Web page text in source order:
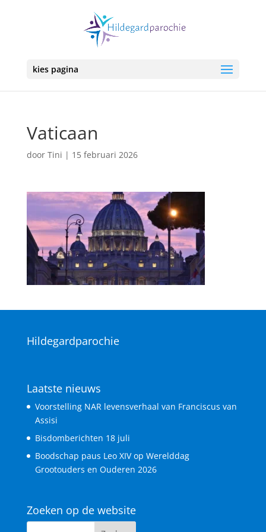
kies pagina
Vaticaan
door Tini | 15 februari 2026
Hildegardparochie
Laatste nieuws
Voorstelling NAR levensverhaal van Franciscus van
Assisi
Bisdomberichten 18 juli
Boodschap paus Leo XIV op Werelddag
Grootouders en Ouderen 2026
Zoeken op de website